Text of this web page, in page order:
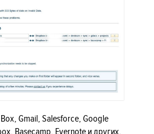
Gmail, Salesforce, Google
Basecamp, Evernote и других.